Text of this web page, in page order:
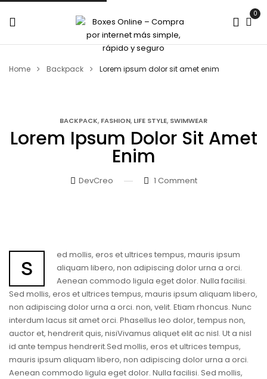
0
Home Backpack Lorem ipsum dolor sit amet enim
BACKPACK, FASHION, LIFE STYLE, SWIMWEAR
Lorem Ipsum Dolor Sit Amet
Enim
DevCreo 1 Comment
s
ed mollis, eros et ultrices tempus, mauris ipsum
aliquam libero, non adipiscing dolor urna a orci.
Aenean commodo ligula eget dolor. Nulla facilisi.
Sed mollis, eros et ultrices tempus, mauris ipsum aliquam libero,
non adipiscing dolor urna a orci. non, velit. Etiam rhoncus. Nunc
interdum lacus sit amet orci. Phasellus leo dolor, tempus non,
auctor et, hendrerit quis, nisiVivamus aliquet elit ac nisl. Ut a nisl
id ante tempus hendrerit.Sed mollis, eros et ultrices tempus,
mauris ipsum aliquam libero, non adipiscing dolor urna a orci.
Aenean commodo ligula eget dolor. Nulla facilisi. Sed mollis,